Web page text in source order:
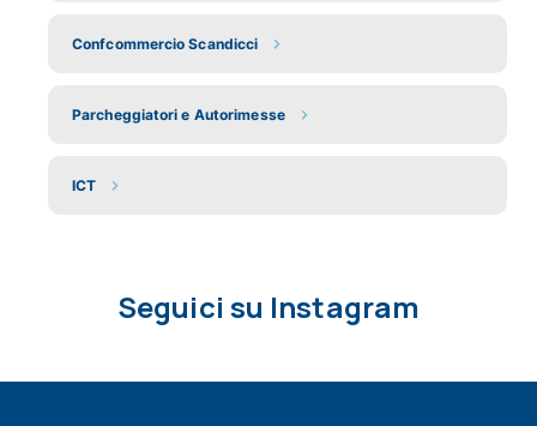
Confcommercio Scandicci
Parcheggiatori e Autorimesse
ICT
Seguici su Instagram